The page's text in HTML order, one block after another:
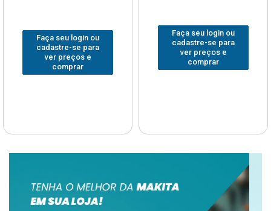
Faça seu login ou
cadastre-se para
ver preços e
comprar
Faça seu login ou
cadastre-se para
ver preços e
comprar